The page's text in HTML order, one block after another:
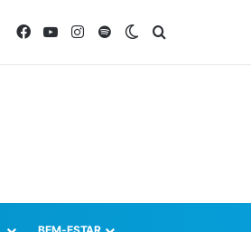
FacebookYouTubeInstagram
SpotifySwitch skin